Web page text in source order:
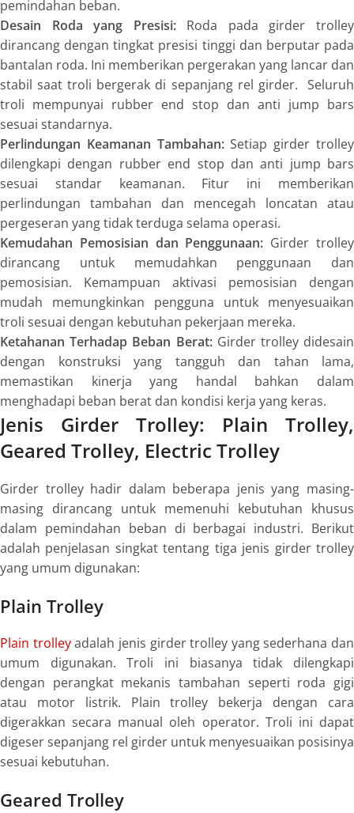
pemindahan beban.
Desain Roda yang Presisi: Roda pada girder trolley
dirancang dengan tingkat presisi tinggi dan berputar pada
bantalan roda. Ini memberikan pergerakan yang lancar dan
stabil saat troli bergerak di sepanjang rel girder. Seluruh
troli mempunyai rubber end stop dan anti jump bars
sesuai standarnya.
Perlindungan Keamanan Tambahan:Setiap girder trolley
dilengkapi dengan rubber end stop dan anti jump bars
sesuai standar keamanan. Fitur ini memberikan
perlindungan tambahan dan mencegah loncatan atau
pergeseran yang tidak terduga selama operasi.
Kemudahan Pemosisian dan Penggunaan: Girder trolley
dirancang untuk memudahkan penggunaan dan
pemosisian. Kemampuan aktivasi pemosisian dengan
mudah memungkinkan pengguna untuk menyesuaikan
troli sesuai dengan kebutuhan pekerjaan mereka.
Ketahanan Terhadap Beban Berat:Girder trolley didesain
dengan konstruksi yang tangguh dan tahan lama,
memastikan kinerja yang handal bahkan dalam
menghadapi beban berat dan kondisi kerja yang keras.
Jenis Girder Trolley: Plain Trolley,
Geared Trolley, Electric Trolley
Girder trolley hadir dalam beberapa jenis yang masing-
masing dirancang untuk memenuhi kebutuhan khusus
dalam pemindahan beban di berbagai industri. Berikut
adalah penjelasan singkat tentang tiga jenis girder trolley
yang umum digunakan:
Plain Trolley
Plain trolleyadalah jenis girder trolley yang sederhana dan
umum digunakan. Troli ini biasanya tidak dilengkapi
dengan perangkat mekanis tambahan seperti roda gigi
atau motor listrik. Plain trolley bekerja dengan cara
digerakkan secara manual oleh operator. Troli ini dapat
digeser sepanjang rel girder untuk menyesuaikan posisinya
sesuai kebutuhan.
Geared Trolley